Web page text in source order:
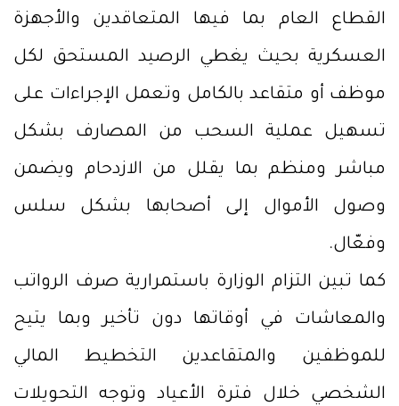
القطاع العام بما فيها المتعاقدين والأجهزة
العسكرية بحيث يغطي الرصيد المستحق لكل
موظف أو متقاعد بالكامل وتعمل الإجراءات على
تسهيل عملية السحب من المصارف بشكل
مباشر ومنظم بما يقلل من الازدحام ويضمن
وصول الأموال إلى أصحابها بشكل سلس
وفعّال.
كما تبين التزام الوزارة باستمرارية صرف الرواتب
والمعاشات في أوقاتها دون تأخير وبما يتيح
للموظفين والمتقاعدين التخطيط المالي
الشخصي خلال فترة الأعياد وتوجه التحويلات